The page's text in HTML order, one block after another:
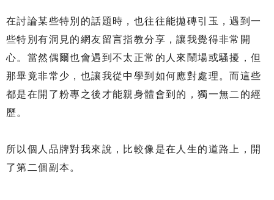
在討論某些特別的話題時，也往往能拋磚引玉，遇到一
些特別有洞見的網友留言指教分享，讓我覺得非常開
心。當然偶爾也會遇到不太正常的人來鬧場或騷擾，但
那畢竟非常少，也讓我從中學到如何應對處理。而這些
都是在開了粉專之後才能親身體會到的，獨一無二的經
歷。
所以個人品牌對我來說，比較像是在人生的道路上，開
了第二個副本。